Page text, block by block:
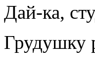
Дай-ка,
Грудушку